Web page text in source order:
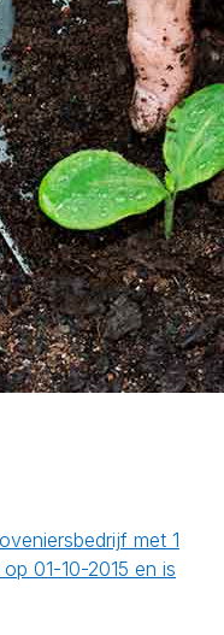
met 1
01-10-2015 en is